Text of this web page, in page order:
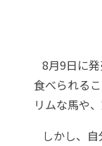
8月9日に
食べられる
リムな馬や
しかし、